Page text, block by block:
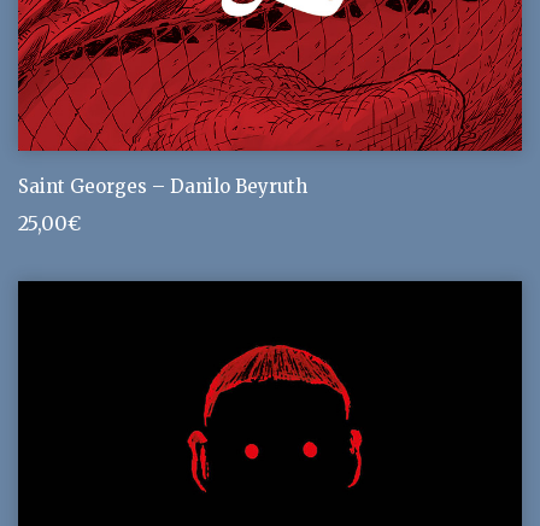
Saint Georges – Danilo Beyruth
25,00€